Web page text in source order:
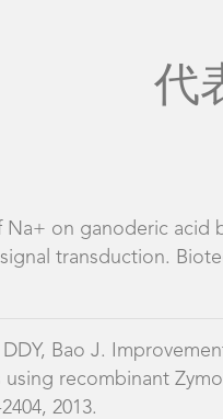
代
on ganoderic acid
transduction.
Bao J.
recombinant
2013.